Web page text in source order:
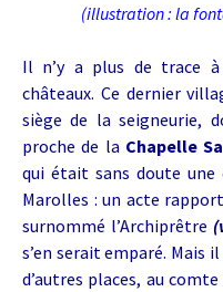
(illustration : la
Il n’y a plus de trace à
châteaux. Ce dernier
siège de la seigneurie,
proche de la Chapelle
qui était sans doute
Marolles : un acte
surnommé l’Archiprêtre
s’en serait emparé.
d’autres places, au